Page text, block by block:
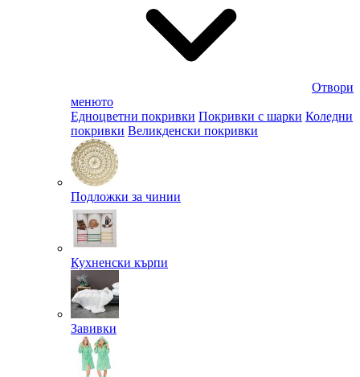
Отвори
менюто
Едноцветни покривки Покривки с шарки Коледни
покривки Великденски покривки
Подложки за чинии
Кухненски кърпи
Завивки